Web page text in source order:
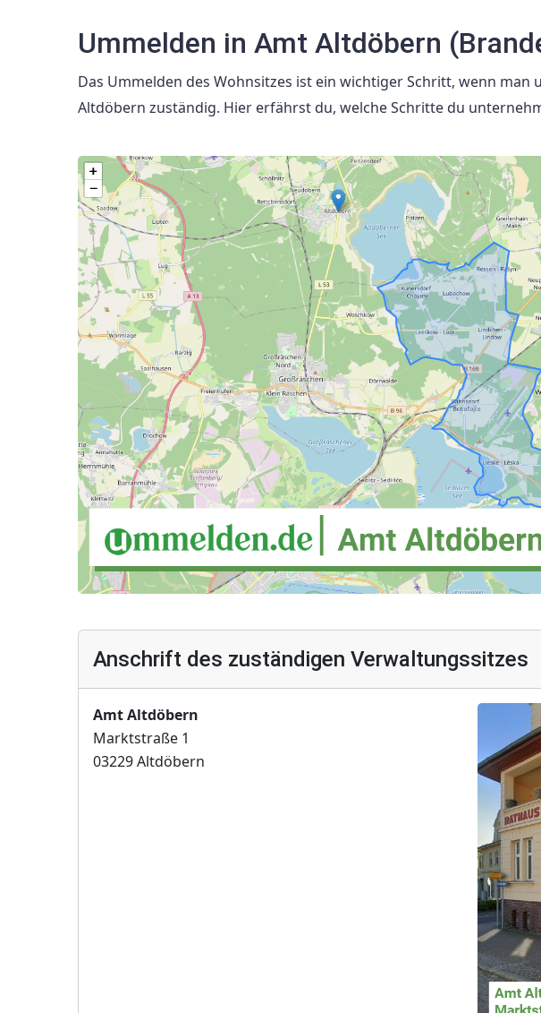
Ummelden in Amt Altdöbern
Das Ummelden des Wohnsitzes ist ein wichtiger Schritt, wenn
Altdöbern zuständig. Hier erfährst du, welche Schritte du
Anschrift des zuständigen Verwaltungssitzes
Amt Altdöbern
Marktstraße 1
03229 Altdöbern